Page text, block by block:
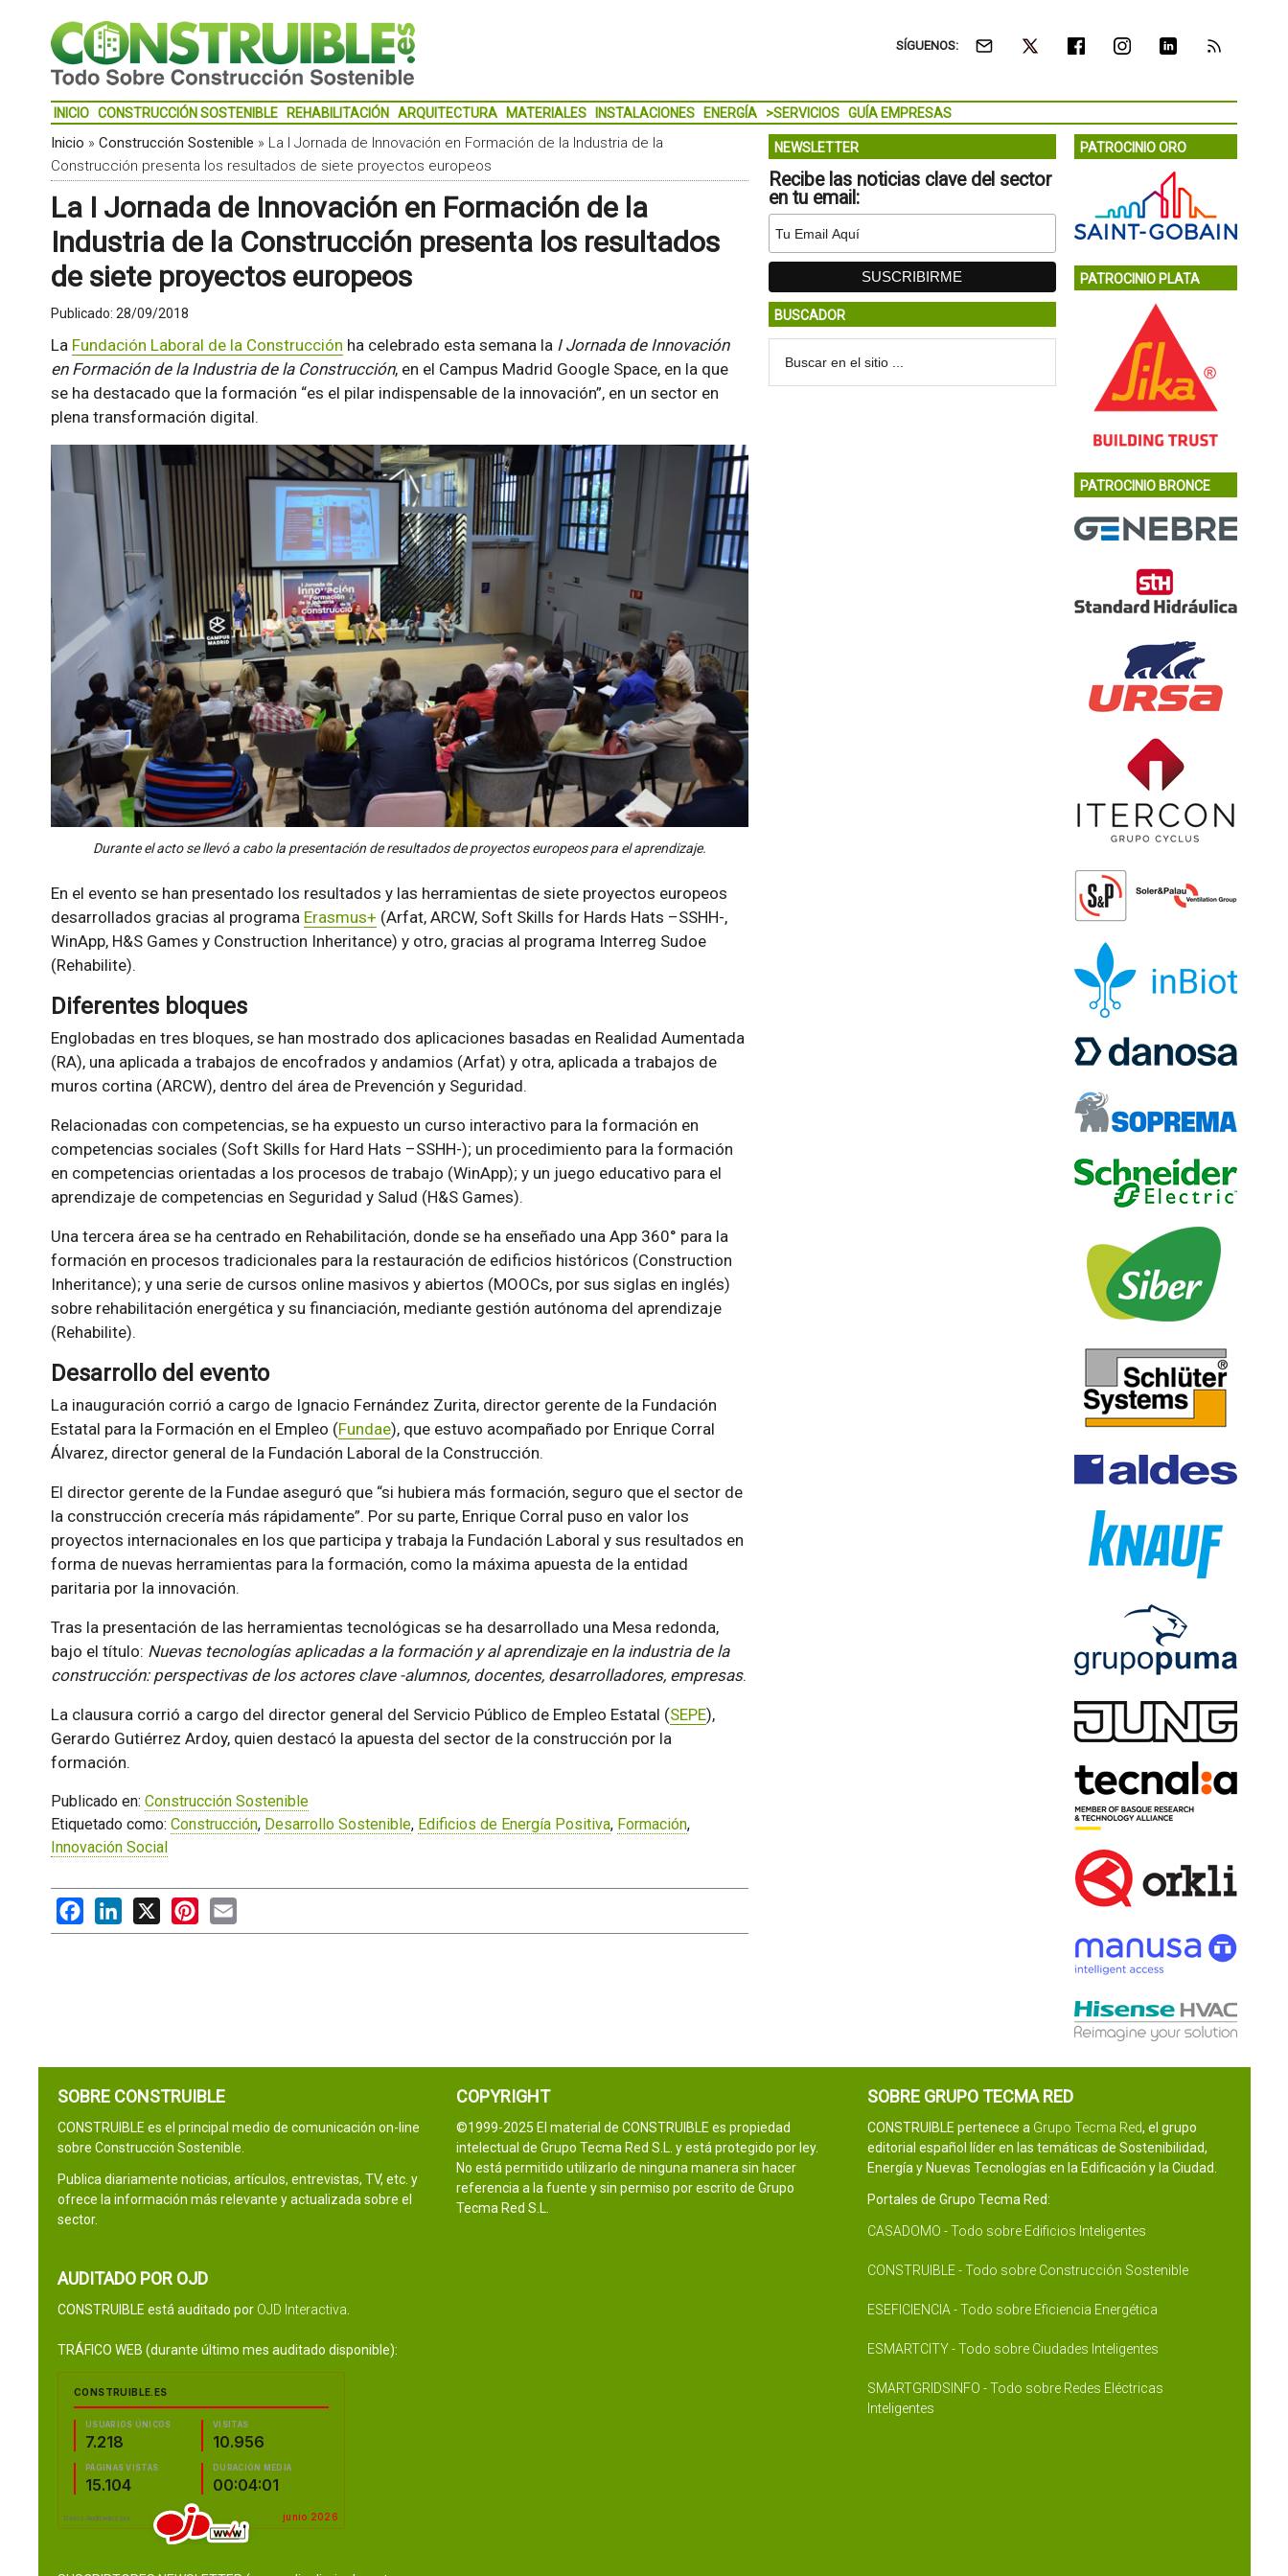
SÍGUENOS:
INICIO CONSTRUCCIÓN SOSTENIBLE REHABILITACIÓN ARQUITECTURA MATERIALES INSTALACIONES ENERGÍA >SERVICIOS GUÍA EMPRESAS
Inicio » Construcción Sostenible » La I Jornada de Innovación en Formación de la Industria de la
Construcción presenta los resultados de siete proyectos europeos
La I Jornada de Innovación en Formación de la
Industria de la Construcción presenta los resultados
de siete proyectos europeos
Publicado: 28/09/2018
La Fundación Laboral de la Construcción ha celebrado esta semana la I Jornada de Innovación
en Formación de la Industria de la Construcción, en el Campus Madrid Google Space, en la que
se ha destacado que la formación “es el pilar indispensable de la innovación”, en un sector en
plena transformación digital.
Durante el acto se llevó a cabo la presentación de resultados de proyectos europeos para el aprendizaje.
En el evento se han presentado los resultados y las herramientas de siete proyectos europeos
desarrollados gracias al programa Erasmus+ (Arfat, ARCW, Soft Skills for Hards Hats –SSHH-,
WinApp, H&S Games y Construction Inheritance) y otro, gracias al programa Interreg Sudoe
(Rehabilite).
Diferentes bloques
Englobadas en tres bloques, se han mostrado dos aplicaciones basadas en Realidad Aumentada
(RA), una aplicada a trabajos de encofrados y andamios (Arfat) y otra, aplicada a trabajos de
muros cortina (ARCW), dentro del área de Prevención y Seguridad.
Relacionadas con competencias, se ha expuesto un curso interactivo para la formación en
competencias sociales (Soft Skills for Hard Hats –SSHH-); un procedimiento para la formación
en competencias orientadas a los procesos de trabajo (WinApp); y un juego educativo para el
aprendizaje de competencias en Seguridad y Salud (H&S Games).
Una tercera área se ha centrado en Rehabilitación, donde se ha enseñado una App 360° para la
formación en procesos tradicionales para la restauración de edificios históricos (Construction
Inheritance); y una serie de cursos online masivos y abiertos (MOOCs, por sus siglas en inglés)
sobre rehabilitación energética y su financiación, mediante gestión autónoma del aprendizaje
(Rehabilite).
Desarrollo del evento
La inauguración corrió a cargo de Ignacio Fernández Zurita, director gerente de la Fundación
Estatal para la Formación en el Empleo (Fundae), que estuvo acompañado por Enrique Corral
Álvarez, director general de la Fundación Laboral de la Construcción.
El director gerente de la Fundae aseguró que “si hubiera más formación, seguro que el sector de
la construcción crecería más rápidamente”. Por su parte, Enrique Corral puso en valor los
proyectos internacionales en los que participa y trabaja la Fundación Laboral y sus resultados en
forma de nuevas herramientas para la formación, como la máxima apuesta de la entidad
paritaria por la innovación.
Tras la presentación de las herramientas tecnológicas se ha desarrollado una Mesa redonda,
bajo el título: Nuevas tecnologías aplicadas a la formación y al aprendizaje en la industria de la
construcción: perspectivas de los actores clave -alumnos, docentes, desarrolladores, empresas.
La clausura corrió a cargo del director general del Servicio Público de Empleo Estatal (SEPE),
Gerardo Gutiérrez Ardoy, quien destacó la apuesta del sector de la construcción por la
formación.
Publicado en: Construcción Sostenible
Etiquetado como: Construcción, Desarrollo Sostenible, Edificios de Energía Positiva, Formación,
Innovación Social
FacebookLinkedIn
X PinterestEmail
NEWSLETTER
Recibe las noticias clave del sector
en tu email:
BUSCADOR
PATROCINIO ORO
PATROCINIO PLATA
PATROCINIO BRONCE
SOBRE CONSTRUIBLE
CONSTRUIBLE es el principal medio de comunicación on-line
sobre Construcción Sostenible.
Publica diariamente noticias, artículos, entrevistas, TV, etc. y
ofrece la información más relevante y actualizada sobre el
sector.
AUDITADO POR OJD
CONSTRUIBLE está auditado por OJD Interactiva
TRÁFICO WEB (durante último mes auditado disponible):
COPYRIGHT
©1999-2025 El material de CONSTRUIBLE es propiedad
intelectual de Grupo Tecma Red S.L. y está protegido por ley.
No está permitido utilizarlo de ninguna manera sin hacer
referencia a la fuente y sin permiso por escrito de Grupo
Tecma Red S.L.
SOBRE GRUPO TECMA RED
CONSTRUIBLE pertenece a Grupo Tecma Red, el grupo
editorial español líder en las temáticas de Sostenibilidad,
Energía y Nuevas Tecnologías en la Edificación y la Ciudad.
Portales de Grupo Tecma Red:
CASADOMO - Todo sobre Edificios Inteligentes
CONSTRUIBLE - Todo sobre Construcción Sostenible
ESEFICIENCIA - Todo sobre Eficiencia Energética
ESMARTCITY - Todo sobre Ciudades Inteligentes
SMARTGRIDSINFO - Todo sobre Redes Eléctricas
Inteligentes